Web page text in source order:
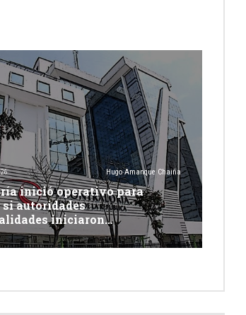
Hugo Amanque Chaiña
inició operativo para
autoridades
iniciaron
de quebradas y ríos
del Niño